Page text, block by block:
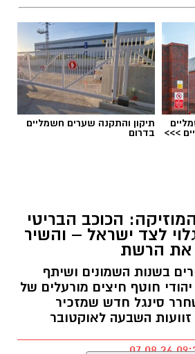
>>>
תיקון והתקנה שערים חשמליים
בדרום
הכוכב הבריטי
לצד ישראל – והשיר
את הרשת
בשנות השמונים ושיתף
חוטף חיצים מורעלים של
סינגל חדש שמזכיר
השבעה לאוקטובר